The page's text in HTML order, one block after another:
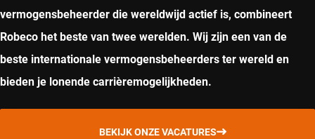
vermogensbeheerder die wereldwijd actief is, combineert
Robeco het beste van twee werelden. Wij zijn een van de
beste internationale vermogensbeheerders ter wereld en
bieden je lonende carrièremogelijkheden.
BEKIJK ONZE VACATURES